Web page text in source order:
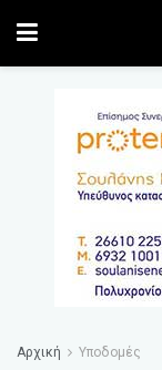
Αρχική Υποδομές